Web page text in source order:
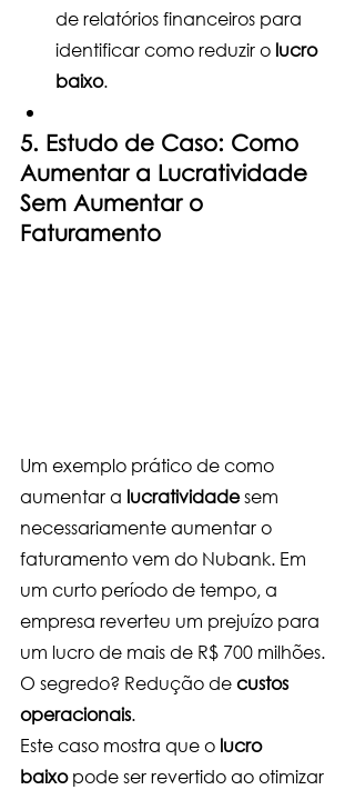
de relatórios financeiros para
identificar como reduzir o lucro
baixo.
5. Estudo de Caso: Como
Aumentar a Lucratividade
Sem Aumentar o
Faturamento
Um exemplo prático de como
aumentar a lucratividade sem
necessariamente aumentar o
faturamento vem do Nubank. Em
um curto período de tempo, a
empresa reverteu um prejuízo para
um lucro de mais de R$ 700 milhões.
O segredo? Redução de custos
operacionais.
Este caso mostra que o lucro
baixo pode ser revertido ao otimizar